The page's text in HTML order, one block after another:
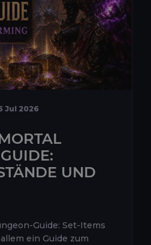
Jul 2026
UND
Guide: Set-Items
ein Guide zum